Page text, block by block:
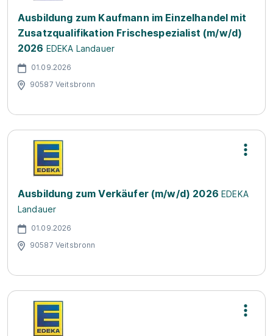
Ausbildung zum Kaufmann im Einzelhandel mit
Zusatzqualifikation Frischespezialist (m/w/d)
2026 EDEKA Landauer
01.09.2026
90587 Veitsbronn
Ausbildung zum Verkäufer (m/w/d) 2026 EDEKA
Landauer
01.09.2026
90587 Veitsbronn